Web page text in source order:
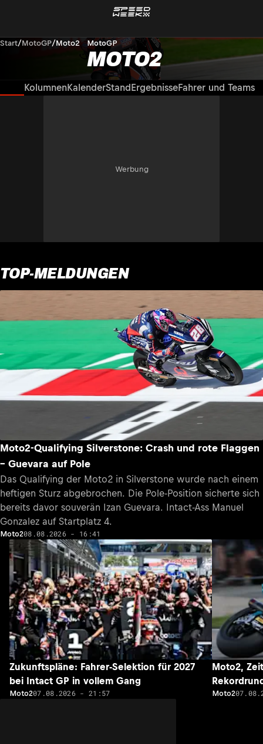
Start/MotoGP/Moto2 MotoGP
MOTO2
KolumnenKalenderStandErgebnisseFahrer und Teams
Werbung
TOP-MELDUNGEN
Moto2-Qualifying Silverstone: Crash und rote Flaggen
– Guevara auf Pole
Das Qualifying der Moto2 in Silverstone wurde nach einem
heftigen Sturz abgebrochen. Die Pole-Position sicherte sich
bereits davor souverän Izan Guevara. Intact-Ass Manuel
Gonzalez auf Startplatz 4.
Moto208.08.2026 - 16:41
Zukunftspläne: Fahrer-Selektion für 2027
bei Intact GP in vollem Gang
Moto207.08.2026 - 21:57
Moto2,
Moto2